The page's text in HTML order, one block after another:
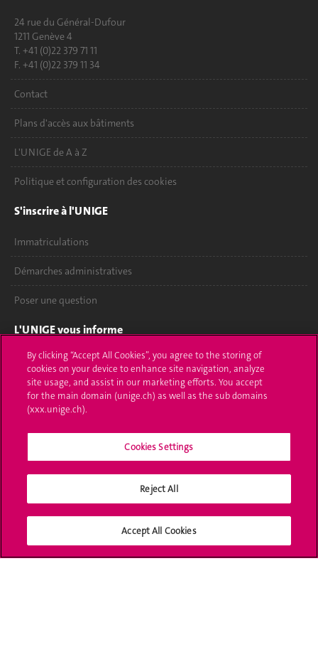
24 rue du Général-Dufour
1211 Genève 4
T. +41 (0)22 379 71 11
F. +41 (0)22 379 11 34
Contact
Plans d'accès aux bâtiments
L'UNIGE de A à Z
Politique et configuration des cookies
S'inscrire à l'UNIGE
Immatriculations
Démarches administratives
Poser une question
L'UNIGE vous informe
UNIGE Mobile
Médias
Offres d'emploi
Calendrier académique
Médias sociaux UNIGE
By clicking “Accept All Cookies”, you agree to the storing of
cookies on your device to enhance site navigation, analyze
site usage, and assist in our marketing efforts. You accept
for the main domain (unige.ch) as well as the sub domains
(xxx.unige.ch).
Cookies Settings
Reject All
Accept All Cookies